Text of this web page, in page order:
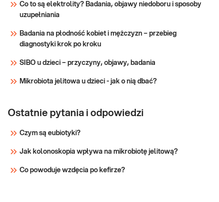
ostrych zespołów wieńcowych: zawału mięśnia
sercowego z uniesieniem i bez uniesienia
Co to są elektrolity? Badania, objawy niedoboru i sposoby
uzupełniania
Badania na płodność kobiet i mężczyzn – przebieg
diagnostyki krok po kroku
SIBO u dzieci – przyczyny, objawy, badania
Mikrobiota jelitowa u dzieci - jak o nią dbać?
Ostatnie pytania i odpowiedzi
Czym są eubiotyki?
Jak kolonoskopia wpływa na mikrobiotę jelitową?
Co powoduje wzdęcia po kefirze?